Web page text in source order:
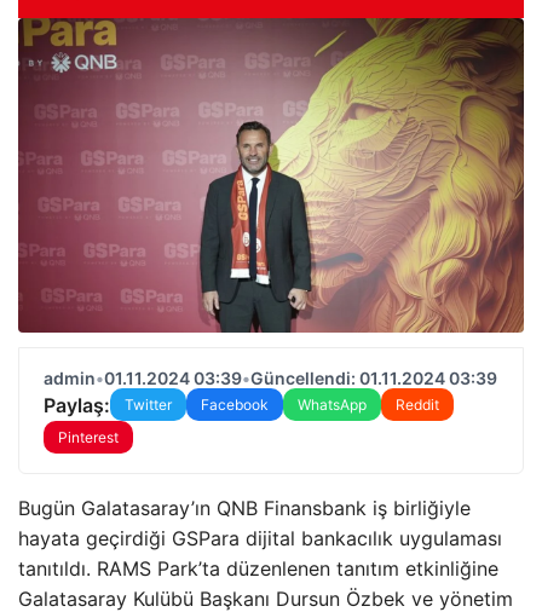
admin•01.11.2024 03:39•Güncellendi: 01.11.2024 03:39
Paylaş: Twitter Facebook WhatsApp
Reddit
Pinterest
Bugün Galatasaray’ın QNB Finansbank iş birliğiyle
hayata geçirdiği GSPara dijital bankacılık uygulaması
tanıtıldı. RAMS Park’ta düzenlenen tanıtım etkinliğine
Galatasaray Kulübü Başkanı Dursun Özbek ve yönetim